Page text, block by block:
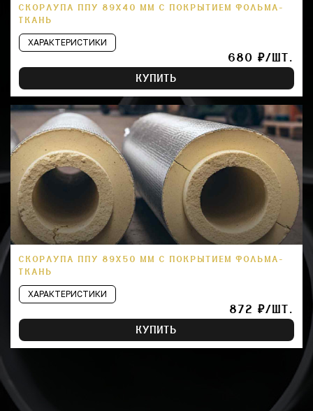
СКОРЛУПА ППУ 89Х40 ММ С ПОКРЫТИЕМ ФОЛЬМА-
ТКАНЬ
ХАРАКТЕРИСТИКИ
680 ₽/ШТ.
КУПИТЬ
СКОРЛУПА ППУ 89Х50 ММ С ПОКРЫТИЕМ ФОЛЬМА-
ТКАНЬ
ХАРАКТЕРИСТИКИ
872 ₽/ШТ.
КУПИТЬ